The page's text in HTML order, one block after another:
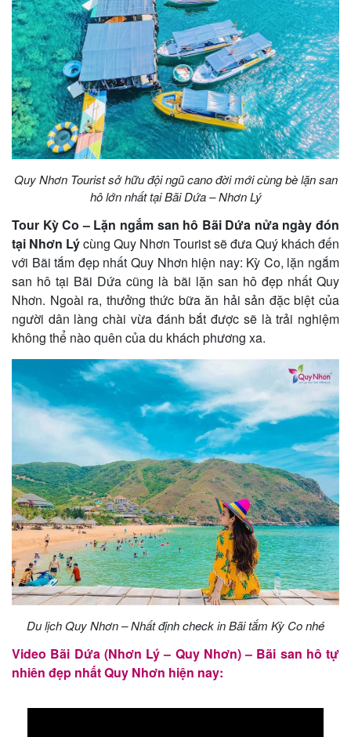
Quy Nhơn Tourist sở hữu đội ngũ cano đời mới cùng bè lặn san
hô lớn nhất tại Bãi Dứa – Nhơn Lý
Tour Kỳ Co – Lặn ngắm san hô Bãi Dứa nửa ngày đón
tại Nhơn Lýcùng Quy Nhơn Tourist sẽ đưa Quý khách đến
với Bãi tắm đẹp nhất Quy Nhơn hiện nay: Kỳ Co, lặn ngắm
san hô tại Bãi Dứa cũng là bãi lặn san hô đẹp nhất Quy
Nhơn. Ngoài ra, thưởng thức bữa ăn hải sản đặc biệt của
người dân làng chài vừa đánh bắt được sẽ là trải nghiệm
không thể nào quên của du khách phương xa.
Du lịch Quy Nhơn – Nhất định check in Bãi tắm Kỳ Co nhé
Video Bãi Dứa (Nhơn Lý – Quy Nhơn) – Bãi san hô tự
nhiên đẹp nhất Quy Nhơn hiện nay: